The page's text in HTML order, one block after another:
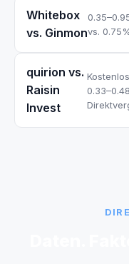
Whitebox
vs. Ginmonvs.
quirion vs.
Raisin
Invest